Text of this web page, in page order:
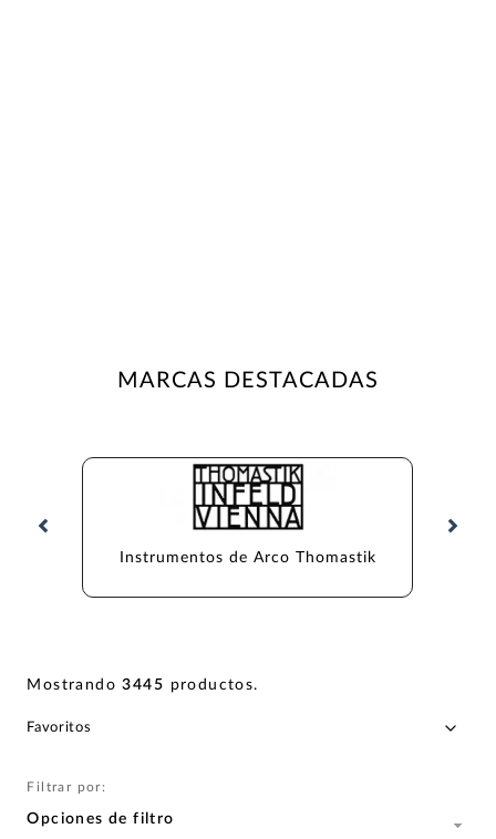
MARCAS DESTACADAS
Instrumentos de Arco Thomastik
Mostrando3445 productos.
Filtrar por:
Opciones de filtro